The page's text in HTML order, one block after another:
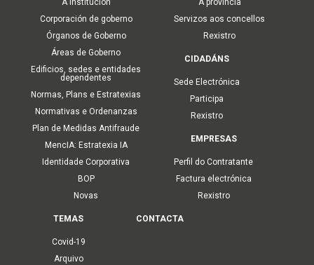
A Institución
Corporación de goberno
Órganos de Goberno
Áreas de Goberno
Edificios, sedes e entidades
dependentes
Normas, Plans e Estratexias
Normativas e Ordenanzas
Plan de Medidas Antifraude
MencIA: Estratexia IA
Identidade Corporativa
BOP
Novas
A provincia
Servizos aos concellos
Rexistro
CIDADÁNS
Sede Electrónica
Participa
Rexistro
EMPRESAS
Perfil do Contratante
Factura electrónica
Rexistro
TEMAS
Covid-19
Arquivo
CONTACTA